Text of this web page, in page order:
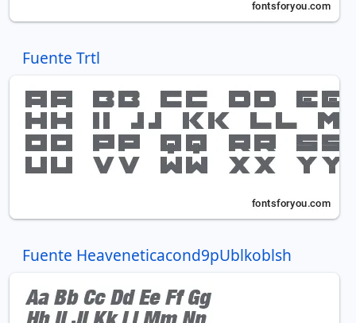
Fuente Trtl
Fuente Heaveneticacond9pUblkoblsh